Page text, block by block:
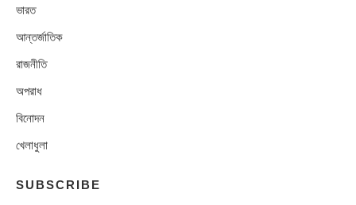
ভারত
আন্তর্জাতিক
রাজনীতি
অপরাধ
বিনোদন
খেলাধুলা
SUBSCRIBE